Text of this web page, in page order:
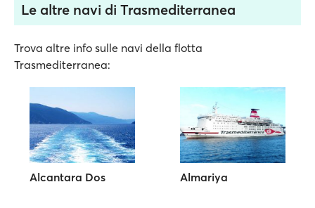
Le altre navi di Trasmediterranea
Trova altre info sulle navi della flotta
Trasmediterranea:
Alcantara Dos Almariya